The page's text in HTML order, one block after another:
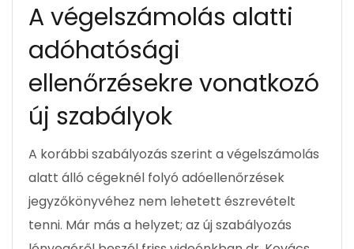
A végelszámolás alatti
adóhatósági
ellenőrzésekre vonatkozó
új szabályok
A korábbi szabályozás szerint a végelszámolás
alatt álló cégeknél folyó adóellenőrzések
jegyzőkönyvéhez nem lehetett észrevételt
tenni. Már más a helyzet; az új szabályozás